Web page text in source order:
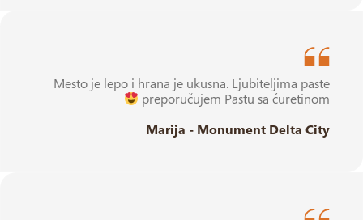
Mesto je lepo i hrana je ukusna. Ljubiteljima paste
preporučujem Pastu sa ćuretinom
Marija - Monument Delta City